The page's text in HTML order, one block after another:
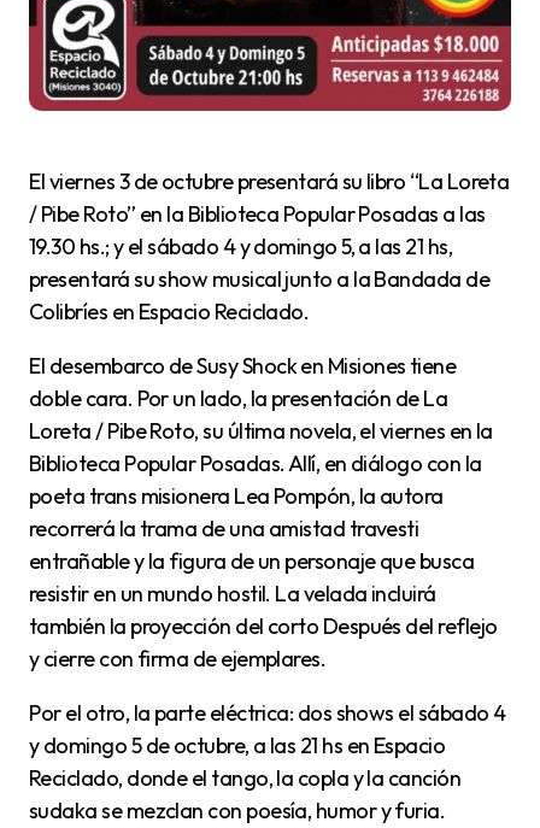
El viernes 3 de octubre presentará su libro “La Loreta
/ Pibe Roto” en la Biblioteca Popular Posadas a las
19.30 hs.; y el sábado 4 y domingo 5, a las 21 hs,
presentará su show musical junto a la Bandada de
Colibríes en Espacio Reciclado.
El desembarco de Susy Shock en Misiones tiene
doble cara. Por un lado, la presentación de La
Loreta / Pibe Roto, su última novela, el viernes en la
Biblioteca Popular Posadas. Allí, en diálogo con la
poeta trans misionera Lea Pompón, la autora
recorrerá la trama de una amistad travesti
entrañable y la figura de un personaje que busca
resistir en un mundo hostil. La velada incluirá
también la proyección del corto Después del reflejo
y cierre con firma de ejemplares.
Por el otro, la parte eléctrica: dos shows el sábado 4
y domingo 5 de octubre, a las 21 hs en Espacio
Reciclado, donde el tango, la copla y la canción
sudaka se mezclan con poesía, humor y furia.